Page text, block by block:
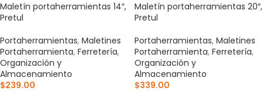
Maletín portaherramientas 14″,
Pretul
Portaherramientas, Maletines
Portaherramienta, Ferretería,
Organización y
Almacenamiento
$239.00
Maletín portaherramientas 20″,
Pretul
Portaherramientas, Maletines
Portaherramienta, Ferretería,
Organización y
Almacenamiento
$339.00